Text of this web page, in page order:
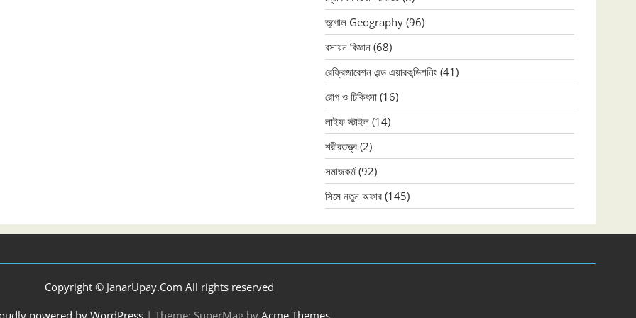
ভূগোল Geography (96)
রসায়ন বিজ্ঞান (68)
রেফ্রিজারেশন এন্ড এয়ারকন্ডিশনিং (41)
রোগ ও চিকিৎসা (16)
লাইফ স্টাইল (14)
শরীরতত্ত্ব (2)
সমাজকর্ম(92)
সিমে নতুন ‍অফার (145)
Copyright © JanarUpay.Com All rights reserved
powered by WordPress | Theme: SuperMag by Acme Themes